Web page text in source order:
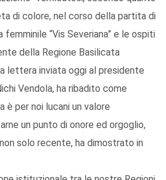
di colore, nel corso della partita di
“Vis Severiana” e le ospiti
della Regione Basilicata
lettera inviata oggi al presidente
Vendola, ha ribadito come
è per noi lucani un valore
un punto di onore ed orgoglio,
solo recente, ha dimostrato in